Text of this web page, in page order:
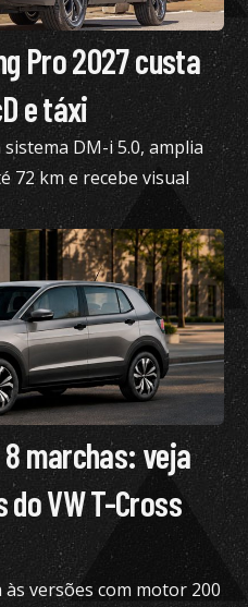
Pro 2027 custa
e táxi
DM-i 5.0, amplia
72 km e recebe visual
marchas: veja
VW T-Cross
versões com motor 200